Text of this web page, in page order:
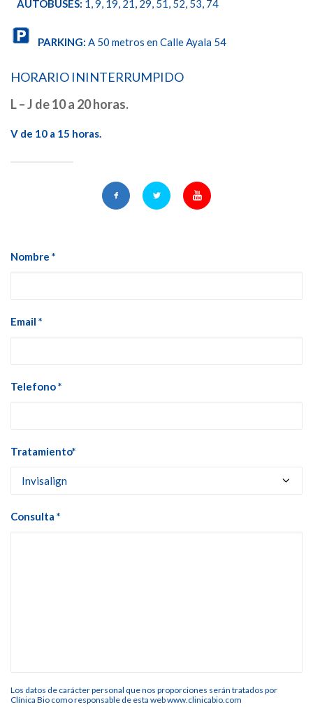
AUTOBUSES: 1, 9, 19, 21, 29, 51, 52, 53, 74
PARKING: A 50 metros en Calle Ayala 54
HORARIO ININTERRUMPIDO
L – J de 10 a 20 horas.
V de 10 a 15 horas.
Nombre *
Email *
Telefono *
Tratamiento*
Consulta *
Los datos de carácter personal que nos proporciones serán tratados por
Clínica Bio como responsable de esta web www.clinicabio.com